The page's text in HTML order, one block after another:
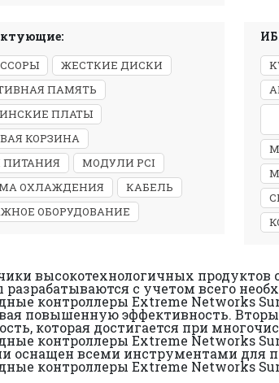
ЖЕСТКИЕ ДИСКИ
ПАМЯТЬ
ПЛАТЫ
КОРЗИНА
ПИТАНИЯ
МОДУЛИ PCI
ОХЛАЖДЕНИЯ
КАБЕЛЬ
ОБОРУДОВАНИЕ
высокотехнологичных
разрабатываются с учетом всего
контроллеры Extreme Networks
повышенную эффективность.
которая достигается при
контроллеры Extreme Networks
оснащен всеми инструментами для
контроллеры Extreme Networks